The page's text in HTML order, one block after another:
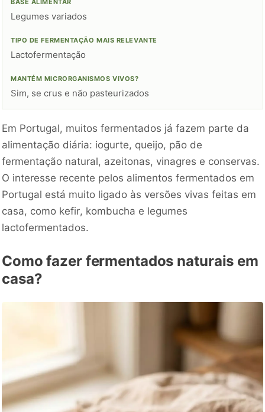
Legumes variados
Lactofermentação
Sim, se crus e não pasteurizados
Em Portugal, muitos fermentados já fazem parte da
alimentação diária: iogurte, queijo, pão de
fermentação natural, azeitonas, vinagres e conservas.
O interesse recente pelos alimentos fermentados em
Portugal está muito ligado às versões vivas feitas em
casa, como kefir, kombucha e legumes
lactofermentados.
Como fazer fermentados naturais em
casa?